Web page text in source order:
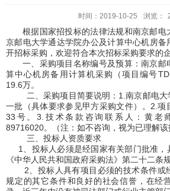
时间：2019-10-25 浏览：
根据国家招投标的法律法规和南京邮电
京邮电大学通达学院办公及计算中心机房
开招标采购，欢迎符合本次招标采购要求的
一、采购项目名称编号及预算：南京邮
算中心机房备用计算机采购（项目编号
19.6万。
二、采购项目简要说明： 1.南京邮电大
一批（具体要求参见甲方采购文件）。 2. 项
33 号。3. 技术条款咨询联系人：黄老
89716020。（注：如不咨询，视为已理解该
三、投标人资质要求
1
、投标人必须是经国家有关部门批准
《中华人民共和国政府采购法》第二十二条
2 、投标人具有项目必须的技术条件
规定的其它条件和良好的社会信誉，在经